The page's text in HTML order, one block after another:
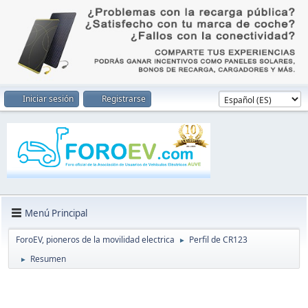
Iniciar sesión Registrarse
Menú Principal
ForoEV, pioneros de la movilidad electrica ► Perfil de CR123
► Resumen